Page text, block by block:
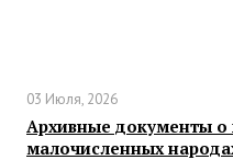
03 Июля, 2026
Архивные документы о
малочисленных